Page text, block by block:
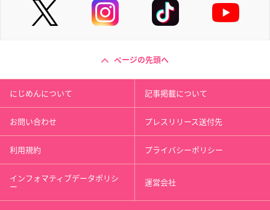
ページの先頭へ
にじめんについて 記事掲載について
お問い合わせ プレスリリース送付先
利用規約 プライバシーポリシー
インフォマティブデータポリシ
ー 運営会社